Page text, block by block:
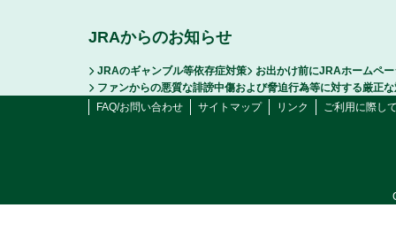
JRAからのお知らせ
JRAのギャンブル等依存症対策
お出かけ前にJRAホームペ
ファンからの悪質な誹謗中傷および脅迫行為等に対する厳正
FAQ/お問い合わせ
サイトマップ リンク ご利用に際し